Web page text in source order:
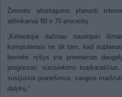
Žmonės atostogoms planuoti
atitinkamai 80 ir 70 procentų.
„Keliautojai dažniau naudojasi
kompiuteriais ne tik tam, kad
bevielis ryšys yra prieinamas
prognozes, susisiekimo
susijusius pranešimus, saugius
dalykų.“